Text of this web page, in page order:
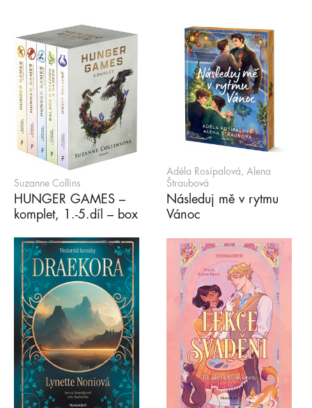
Suzanne Collins
HUNGER GAMES –
komplet, 1.-5.díl – box
Adéla Rosípalová, Alena
Štraubová
Následuj mě v rytmu
Vánoc